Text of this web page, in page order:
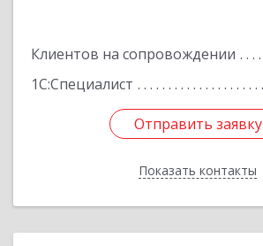
Клиентов на сопровождении
1С:Специалист
Отправить заявку
Показать контакты
Отправить заявку
Назад